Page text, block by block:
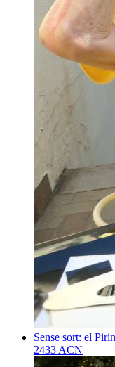
Sense sort: el
2433 ACN